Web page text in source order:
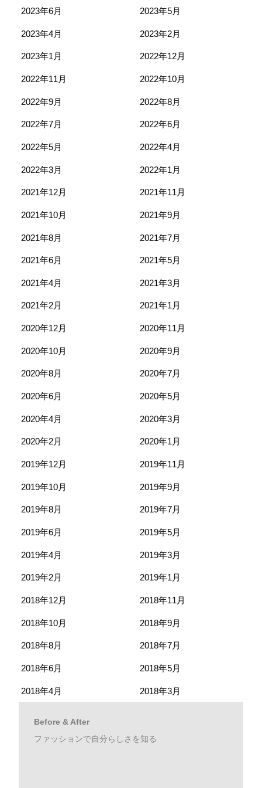
2023年6月 2023年5月
2023年4月 2023年2月
2023年1月 2022年12月
2022年11月 2022年10月
2022年9月 2022年8月
2022年7月 2022年6月
2022年5月 2022年4月
2022年3月 2022年1月
2021年12月 2021年11月
2021年10月 2021年9月
2021年8月 2021年7月
2021年6月 2021年5月
2021年4月 2021年3月
2021年2月 2021年1月
2020年12月 2020年11月
2020年10月 2020年9月
2020年8月 2020年7月
2020年6月 2020年5月
2020年4月 2020年3月
2020年2月 2020年1月
2019年12月 2019年11月
2019年10月 2019年9月
2019年8月 2019年7月
2019年6月 2019年5月
2019年4月 2019年3月
2019年2月 2019年1月
2018年12月 2018年11月
2018年10月 2018年9月
2018年8月 2018年7月
2018年6月 2018年5月
2018年4月 2018年3月
Before & After
ファッションで自分らしさを知る